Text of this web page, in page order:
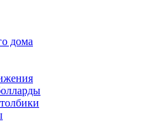
дома